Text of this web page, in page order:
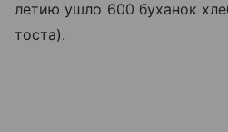
летию ушло 600 буханок
тоста).